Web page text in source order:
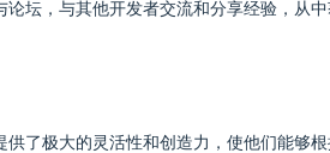
坛，与其他开发者交流和分享经验，从
供了极大的灵活性和创造力，使他们能够